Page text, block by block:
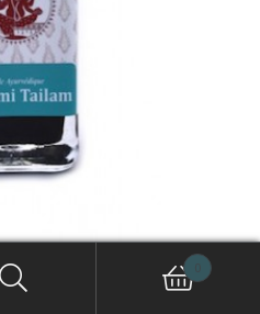
Brahmi Tailam